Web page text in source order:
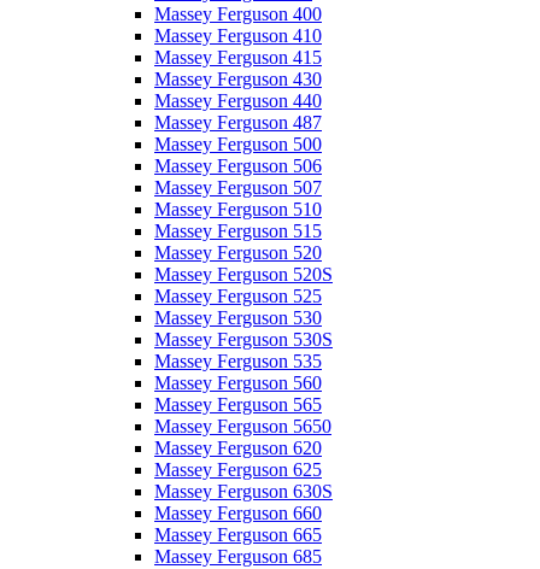
Massey Ferguson 400
Massey Ferguson 410
Massey Ferguson 415
Massey Ferguson 430
Massey Ferguson 440
Massey Ferguson 487
Massey Ferguson 500
Massey Ferguson 506
Massey Ferguson 507
Massey Ferguson 510
Massey Ferguson 515
Massey Ferguson 520
Massey Ferguson 520S
Massey Ferguson 525
Massey Ferguson 530
Massey Ferguson 530S
Massey Ferguson 535
Massey Ferguson 560
Massey Ferguson 565
Massey Ferguson 5650
Massey Ferguson 620
Massey Ferguson 625
Massey Ferguson 630S
Massey Ferguson 660
Massey Ferguson 665
Massey Ferguson 685